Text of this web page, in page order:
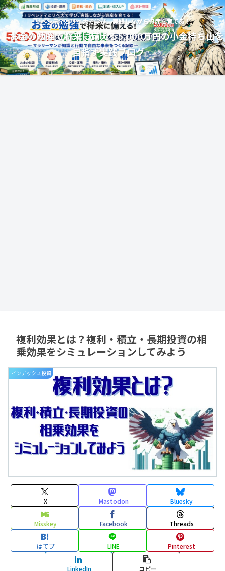
リベシティとリベ大で学び、実践しながら資産を育てる！
お金の勉強で将来に備える5,000万円の小金持ち山を
目指す実践ブログ
複利効果とは？複利・積立・長期投資の相
乗効果をシミュレーションしてみよう
インデックス投資
X Mastodon Bluesky
Misskey Facebook Threads
はてブ LINE Pinterest
LinkedIn コピー